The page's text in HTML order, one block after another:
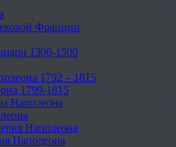
Франции
1300-1500
1792 – 1815
1799-1815
Наполеона
Наполеона
Наполеона